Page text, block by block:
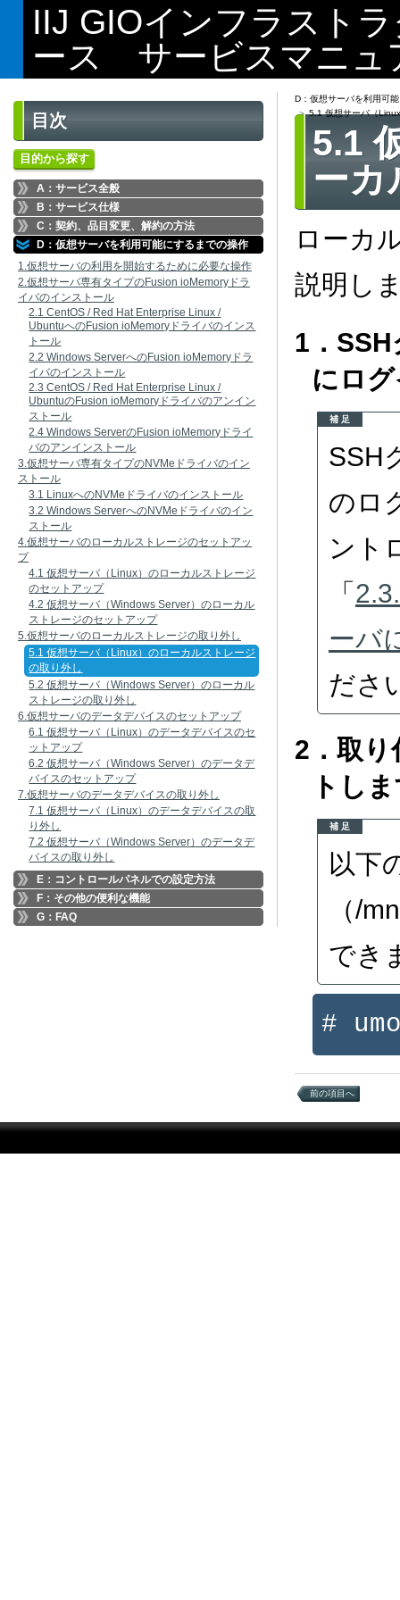
IIJ GIOインフラスト
ース サービスマニュ
目次
目的から探す
A：サービス全般
B：サービス仕様
C：契約、品目変更、解約の方法
D：仮想サーバを利用可能にするまでの操作
1.仮想サーバの利用を開始するために必要な操作
2.仮想サーバ専有タイプのFusion ioMemoryドラ
イバのインストール
2.1 CentOS / Red Hat Enterprise Linux /
UbuntuへのFusion ioMemoryドライバのインス
トール
2.2 Windows ServerへのFusion ioMemoryドラ
イバのインストール
2.3 CentOS / Red Hat Enterprise Linux /
UbuntuのFusion ioMemoryドライバのアンイン
ストール
2.4 Windows ServerのFusion ioMemoryドライ
バのアンインストール
3.仮想サーバ専有タイプのNVMeドライバのイン
ストール
3.1 LinuxへのNVMeドライバのインストール
3.2 Windows ServerへのNVMeドライバのイン
ストール
4.仮想サーバのローカルストレージのセットアッ
プ
4.1 仮想サーバ（Linux）のローカルストレージ
のセットアップ
4.2 仮想サーバ（Windows Server）のローカル
ストレージのセットアップ
5.仮想サーバのローカルストレージの取り外し
5.1 仮想サーバ（Linux）のローカルストレージ
の取り外し
5.2 仮想サーバ（Windows Server）のローカル
ストレージの取り外し
6.仮想サーバのデータデバイスのセットアップ
6.1 仮想サーバ（Linux）のデータデバイスのセ
ットアップ
6.2 仮想サーバ（Windows Server）のデータデ
バイスのセットアップ
7.仮想サーバのデータデバイスの取り外し
7.1 仮想サーバ（Linux）のデータデバイスの取
り外し
7.2 仮想サーバ（Windows Server）のデータデ
バイスの取り外し
E：コントロールパネルでの設定方法
F：その他の便利な機能
G：FAQ
D：仮想サーバを利用可
5.1 仮想サーバ（
5.1
ーカ
ローカ
説明し
1．
にロ
補 足
SSH
のロ
ント
「
ーバ
ださ
2．取
トし
補 足
以下
（/
でき
#
前の項目へ